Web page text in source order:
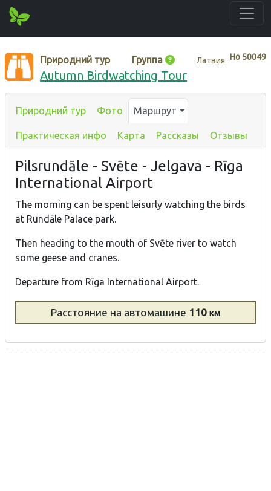
Нo 50049
Природний тур Группа Латвия
Autumn Birdwatching Tour
Природний тур Фото Маршрут
Практическая инфо Карта Рассказы Отзывы
Pilsrundāle - Svēte - Jelgava - Rīga
International Airport
The morning can be spent leisurly watching the birds
at Rundāle Palace park.
Then heading to the mouth of Svēte river to watch
some geese and cranes.
Departure from Rīga International Airport.
Расстояние на автомашине 110 км